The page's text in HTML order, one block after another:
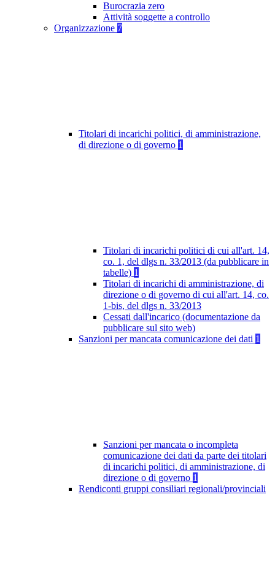
Burocrazia zero
Attività soggette a controllo
Organizzazione 7
Titolari di incarichi politici, di amministrazione,
di direzione o di governo 1
Titolari di incarichi politici di cui all'art. 14,
co. 1, del dlgs n. 33/2013 (da pubblicare in
tabelle) 1
Titolari di incarichi di amministrazione, di
direzione o di governo di cui all'art. 14, co.
1-bis, del dlgs n. 33/2013
Cessati dall'incarico (documentazione da
pubblicare sul sito web)
Sanzioni per mancata comunicazione dei dati 1
Sanzioni per mancata o incompleta
comunicazione dei dati da parte dei titolari
di incarichi politici, di amministrazione, di
direzione o di governo 1
Rendiconti gruppi consiliari regionali/provinciali